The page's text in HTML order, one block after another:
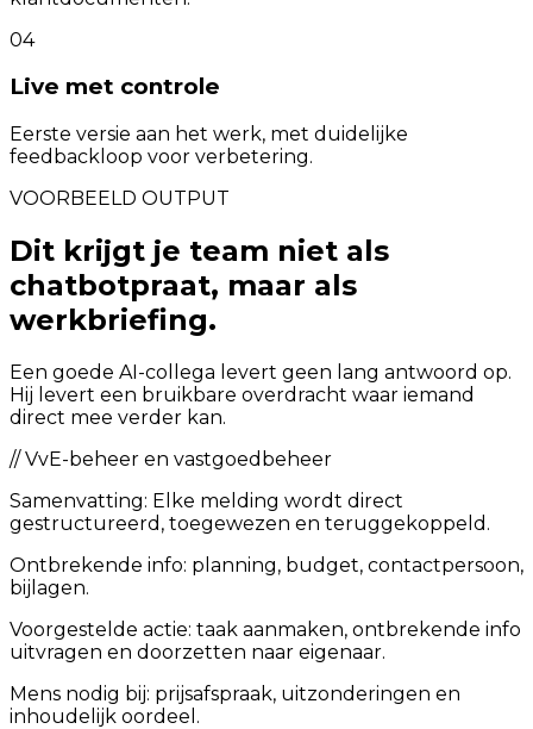
04
Live met controle
Eerste versie aan het werk, met duidelijke
feedbackloop voor verbetering.
VOORBEELD OUTPUT
Dit krijgt je team niet als
chatbotpraat, maar als
werkbriefing.
Een goede AI-collega levert geen lang antwoord op.
Hij levert een bruikbare overdracht waar iemand
direct mee verder kan.
// VvE-beheer en vastgoedbeheer
Samenvatting: Elke melding wordt direct
gestructureerd, toegewezen en teruggekoppeld.
Ontbrekende info: planning, budget, contactpersoon,
bijlagen.
Voorgestelde actie: taak aanmaken, ontbrekende info
uitvragen en doorzetten naar eigenaar.
Mens nodig bij: prijsafspraak, uitzonderingen en
inhoudelijk oordeel.